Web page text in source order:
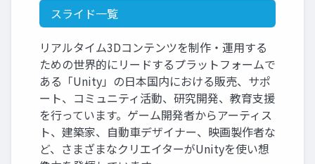
スライド一覧
リアルタイム3Dコンテンツを制作・運用する
ための世界的にリードするプラットフォームで
ある「Unity」の日本国内における販売、サポ
ート、コミュニティ活動、研究開発、教育支援
を行っています。ゲーム開発者からアーティス
ト、建築家、自動車デザイナー、映画製作者な
ど、さまざまなクリエイターがUnityを使い想